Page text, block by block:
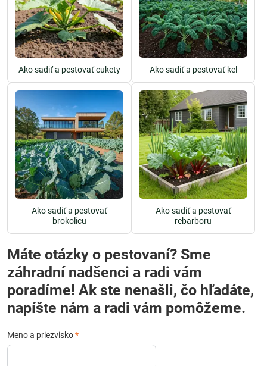
Ako sadiť a pestovať cukety Ako sadiť a pestovať kel
Ako sadiť a pestovať
brokolicu
Ako sadiť a pestovať
rebarboru
Máte otázky o pestovaní? Sme
záhradní nadšenci a radi vám
poradíme! Ak ste nenašli, čo hľadáte,
napíšte nám a radi vám pomôžeme.
Meno a priezvisko*